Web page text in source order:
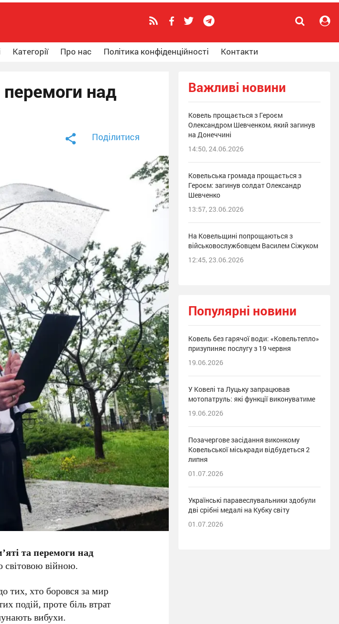
Категорії Про нас Політика конфіденційності Контакти
над
Поділитися
та перемоги над
війною.
тих, хто боровся за мир
подій, проте біль втрат
вибухи.
Важливі новини
Ковель прощається з Героєм
Олександром Шевченком, який загинув
на Донеччині
14:50, 24.06.2026
Ковельська громада прощається з
Героєм: загинув солдат Олександр
Шевченко
13:57, 23.06.2026
На Ковельщині попрощаються з
військовослужбовцем Василем Сіжуком
12:45, 23.06.2026
Популярні новини
Ковель без гарячої води: «Ковельтепло»
призупиняє послугу з 19 червня
19.06.2026
У Ковелі та Луцьку запрацював
мотопатруль: які функції виконуватиме
19.06.2026
Позачергове засідання виконкому
Ковельської міськради відбудеться 2
липня
01.07.2026
Українські паравеслувальники здобули
дві срібні медалі на Кубку світу
01.07.2026